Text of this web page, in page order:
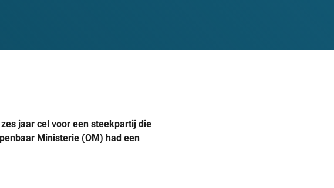
jaar cel voor een steekpartij die
Ministerie (OM) had een